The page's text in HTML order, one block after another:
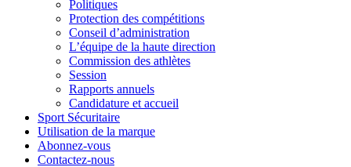
Politiques
Protection des compétitions
Conseil d’administration
L’équipe de la haute direction
Commission des athlètes
Session
Rapports annuels
Candidature et accueil
Sport Sécuritaire
Utilisation de la marque
Abonnez-vous
Contactez-nous